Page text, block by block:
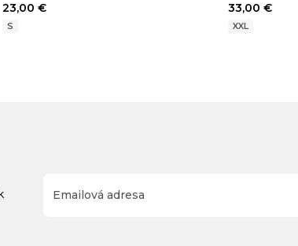
23,00 €
S
33,00 €
XXL